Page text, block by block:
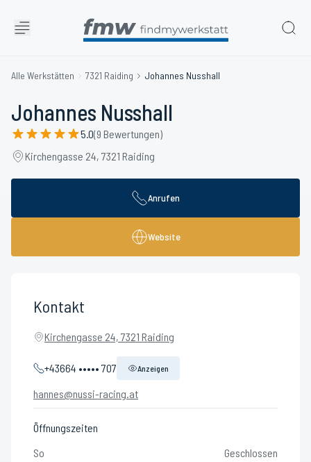
Alle Werkstätten 7321 Raiding Johannes Nusshall
Johannes Nusshall
5.0(9 Bewertungen)
Kirchengasse 24, 7321 Raiding
Anrufen
Website
Kontakt
Kirchengasse 24, 7321 Raiding
+43664 ••••• 707 Anzeigen
hannes@nussi-racing.at
Öffnungszeiten
So
Geschlossen